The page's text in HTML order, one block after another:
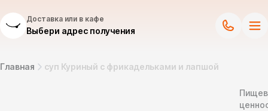
Доставка или в кафе
Выбери адрес получения
Главная суп Куриный с фрикадельками и лапшой